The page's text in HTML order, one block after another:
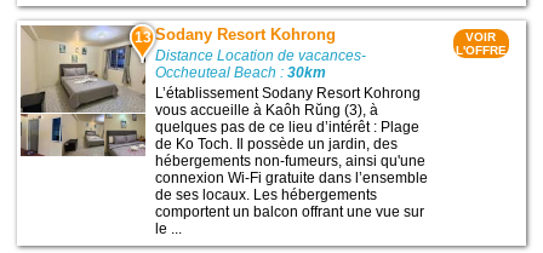
13 Sodany Resort Kohrong
Distance Location de vacances-
Occheuteal Beach :30km
L’établissement Sodany Resort Kohrong
vous accueille à Kaôh Rŭng (3), à
quelques pas de ce lieu d’intérêt : Plage
de Ko Toch. Il possède un jardin, des
hébergements non-fumeurs, ainsi qu'une
connexion Wi-Fi gratuite dans l’ensemble
de ses locaux. Les hébergements
comportent un balcon offrant une vue sur
le ...
VOIR
L'OFFRE